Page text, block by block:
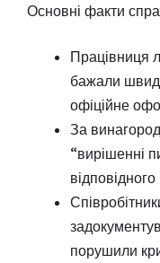
Основні факти
Працівниця
бажали
офіційне
За
“вирішенні
порушили